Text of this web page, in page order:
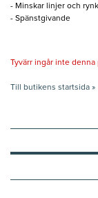
- Minskar linjer och
- Spänstgivande
Tyvärr ingår inte
Till butikens startsida »